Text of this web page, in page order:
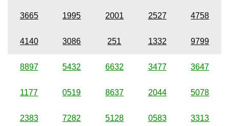
3665 1995 2001 2527 4758
4140 3086 251 1332 9799
8897 5432 6632 3477 3647
1177 0519 8637 2044 5078
2383 7282 5128 0583 3313